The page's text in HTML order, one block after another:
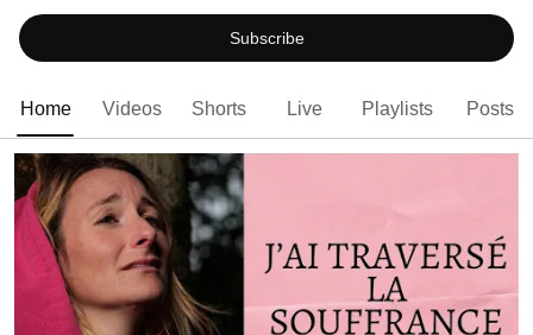
Subscribe
Home Videos Shorts Live Playlists Posts